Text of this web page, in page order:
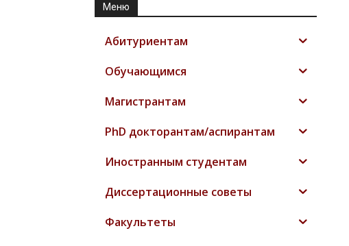
Меню
Абитуриентам
Обучающимся
Магистрантам
PhD докторантам/аспирантам
Иностранным студентам
Диссертационные советы
Факультеты